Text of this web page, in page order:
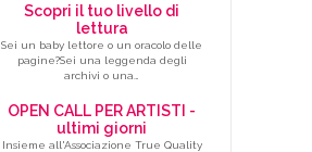
Scopri il tuo livello di
lettura
Sei un baby lettore o un oracolo delle
pagine?Sei una leggenda degli
archivi o una…
OPEN CALL PER ARTISTI -
ultimi giorni
Insieme all'Associazione True Quality